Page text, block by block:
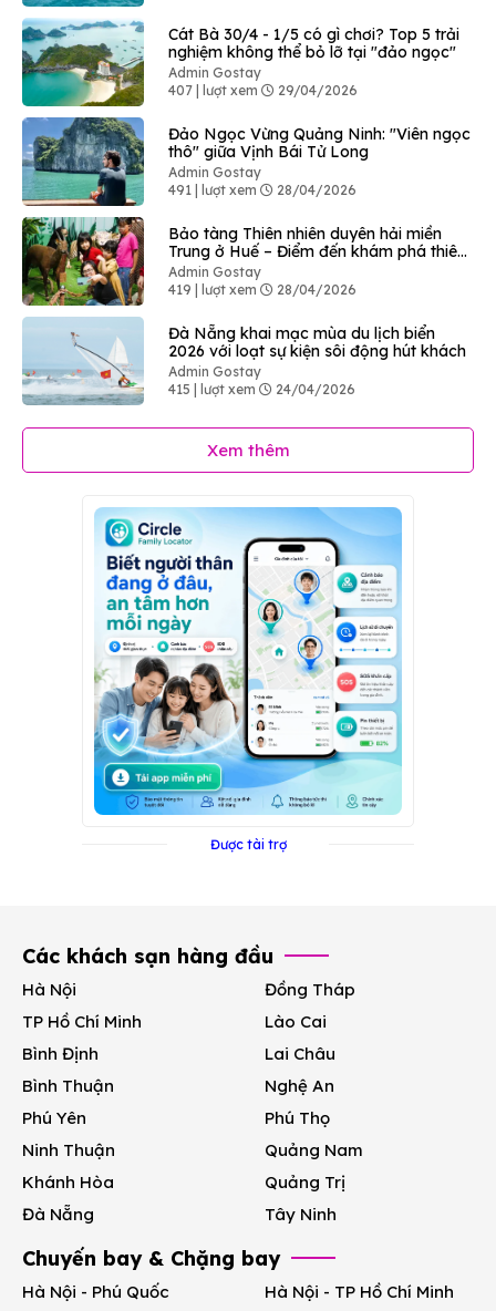
Cát Bà 30/4 - 1/5 có gì chơi? Top 5 trải
nghiệm không thể bỏ lỡ tại "đảo ngọc"
Admin Gostay
407 | lượt xem
29/04/2026
Đảo Ngọc Vừng Quảng Ninh: "Viên ngọc
thô" giữa Vịnh Bái Tử Long
Admin Gostay
491 | lượt xem
28/04/2026
Bảo tàng Thiên nhiên duyên hải miền
Trung ở Huế – Điểm đến khám phá thiên
nhiên độc đáo
Admin Gostay
419 | lượt xem
28/04/2026
Đà Nẵng khai mạc mùa du lịch biển
2026 với loạt sự kiện sôi động hút khách
Admin Gostay
415 | lượt xem
24/04/2026
Xem thêm
Được tài trợ
Các khách sạn hàng đầu
Hà Nội
TP Hồ Chí Minh
Bình Định
Bình Thuận
Phú Yên
Ninh Thuận
Khánh Hòa
Đà Nẵng
Đồng Tháp
Lào Cai
Lai Châu
Nghệ An
Phú Thọ
Quảng Nam
Quảng Trị
Tây Ninh
Chuyến bay & Chặng bay
Hà Nội - Phú Quốc
Hà Nội - TP Hồ Chí Minh